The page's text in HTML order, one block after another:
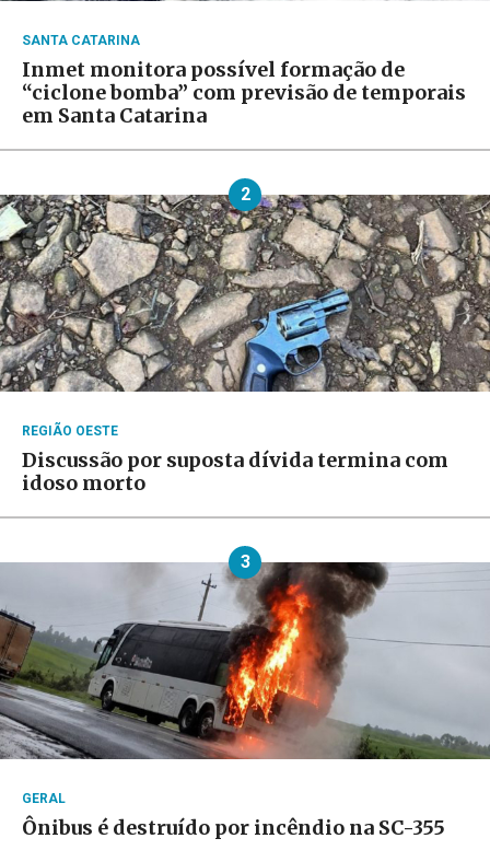
SANTA CATARINA
Inmet monitora possível formação de
“ciclone bomba” com previsão de temporais
em Santa Catarina
2
REGIÃO OESTE
Discussão por suposta dívida termina com
idoso morto
3
GERAL
Ônibus é destruído por incêndio na SC-355